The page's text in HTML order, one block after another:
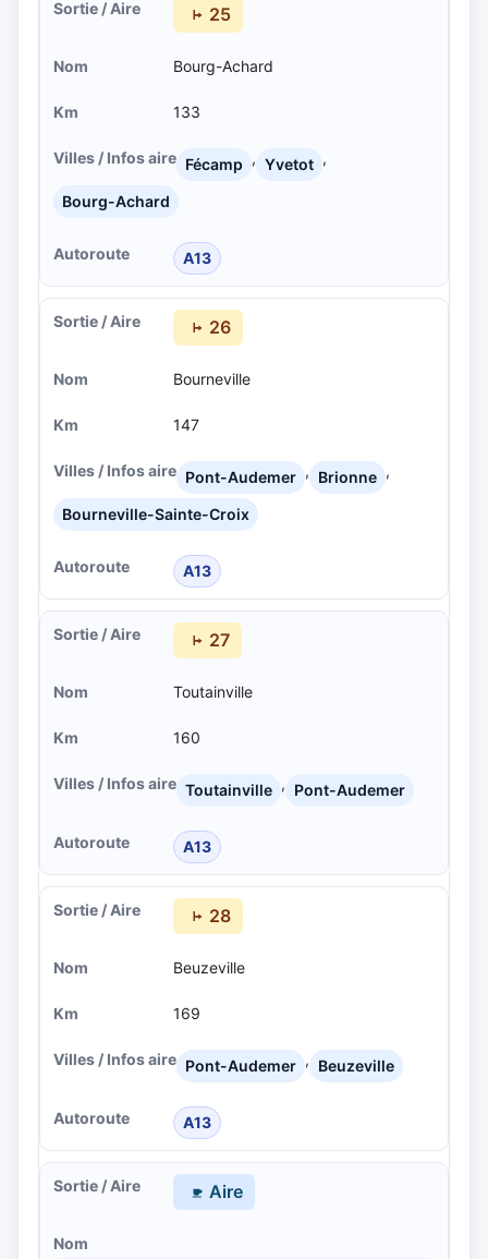
25
Bourg-Achard
133
Fécamp , Yvetot ,
Bourg-Achard
A13
26
Bourneville
147
Pont-Audemer , Brionne ,
Bourneville-Sainte-Croix
A13
27
Toutainville
160
Toutainville , Pont-Audemer
A13
28
Beuzeville
169
Pont-Audemer , Beuzeville
A13
Aire